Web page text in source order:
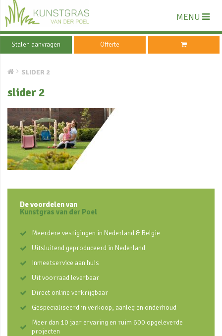
MENU
Stalen aanvragen Offerte
SLIDER 2
slider 2
De voordelen van
Kunstgras van der Poel
Meerdere vestigingen in Nederland & België
Uitsluitend geproduceerd in Nederland
Inmeetservice aan huis
Uit voorraad leverbaar
Direct online verkrijgbaar
Gespecialiseerd in verkoop, aanleg en onderhoud
Meer dan 10 jaar ervaring en ruim 600 opgeleverde
projecten